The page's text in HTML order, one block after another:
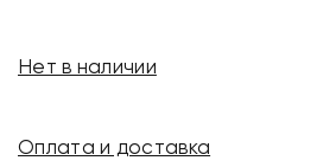
Нет в наличии
Оплата и доставка